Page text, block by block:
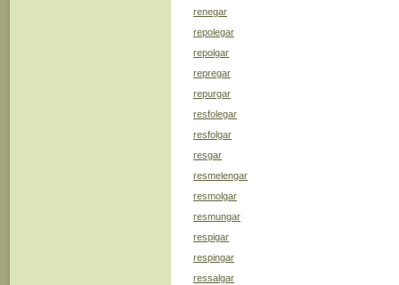
renegar
repolegar
repolgar
repregar
repurgar
resfolegar
resfolgar
resgar
resmelengar
resmolgar
resmungar
respigar
respingar
ressalgar